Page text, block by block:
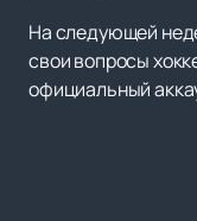
На следующей
свои вопросы
официальный